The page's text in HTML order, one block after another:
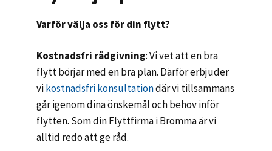
Varför välja oss för din flytt?
Kostnadsfri rådgivning: Vi vet att en bra
flytt börjar med en bra plan. Därför erbjuder
vikostnadsfri konsultationdär vi tillsammans
går igenom dina önskemål och behov inför
flytten. Som din Flyttfirma i Bromma är vi
alltid redo att ge råd.